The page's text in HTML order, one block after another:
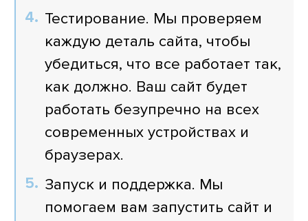
Тестирование. Мы проверяем
каждую деталь сайта, чтобы
убедиться, что все работает так,
как должно. Ваш сайт будет
работать безупречно на всех
современных устройствах и
браузерах.
Запуск и поддержка. Мы
помогаем вам запустить сайт и